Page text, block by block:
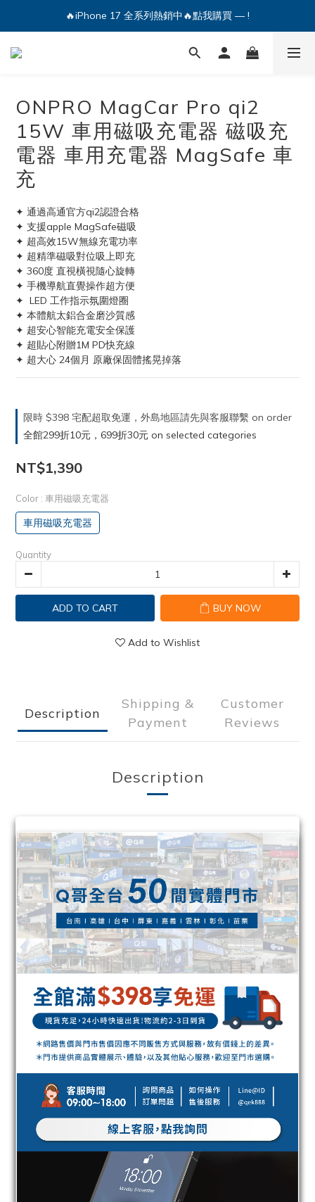
🔥iPhone 17 全系列熱銷中🔥點我購買 — !
🔥iPhone 17 全系列熱銷中🔥點我購買 — !
💕加入Q哥 Line 新好友領優惠券！🎫
ONPRO MagCar Pro qi2
15W 車用磁吸充電器 磁吸充
電器 車用充電器 MagSafe 車
充
✦ 通過高通官方qi2認證合格
✦ 支援apple MagSafe磁吸
✦ 超高效15W無線充電功率
✦ 超精準磁吸對位吸上即充
✦ 360度 直視橫視隨心旋轉
✦ 手機導航直覺操作超方便
✦  LED 工作指示氛圍燈圈
✦ 本體航太鋁合金磨沙質感
✦ 超安心智能充電安全保護
✦ 超貼心附贈1M PD快充線
✦ 超大心 24個月 原廠保固體搖晃掉落
限時 $398 宅配超取免運，外島地區請先與客服聯繫 on order
全館299折10元，699折30元 on selected categories
NT$1,390
Color : 車用磁吸充電器
車用磁吸充電器
Quantity
ADD TO CART BUY NOW
Add to Wishlist
Description
Shipping &
Payment
Customer
Reviews
Description